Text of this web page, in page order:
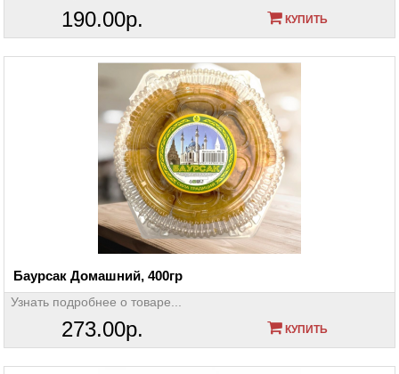
190.00р. КУПИТЬ
Баурсак Домашний, 400гр
Узнать подробнее о товаре...
273.00р. КУПИТЬ